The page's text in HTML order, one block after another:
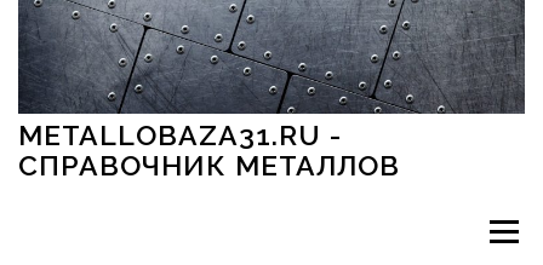
Перейти к содержимому
METALLOBAZA31.RU -
СПРАВОЧНИК МЕТАЛЛОВ
Меню